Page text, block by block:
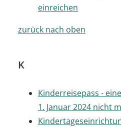
einreichen
zurück nach oben
K
Kinderreisepass -
1. Januar 2024 nicht